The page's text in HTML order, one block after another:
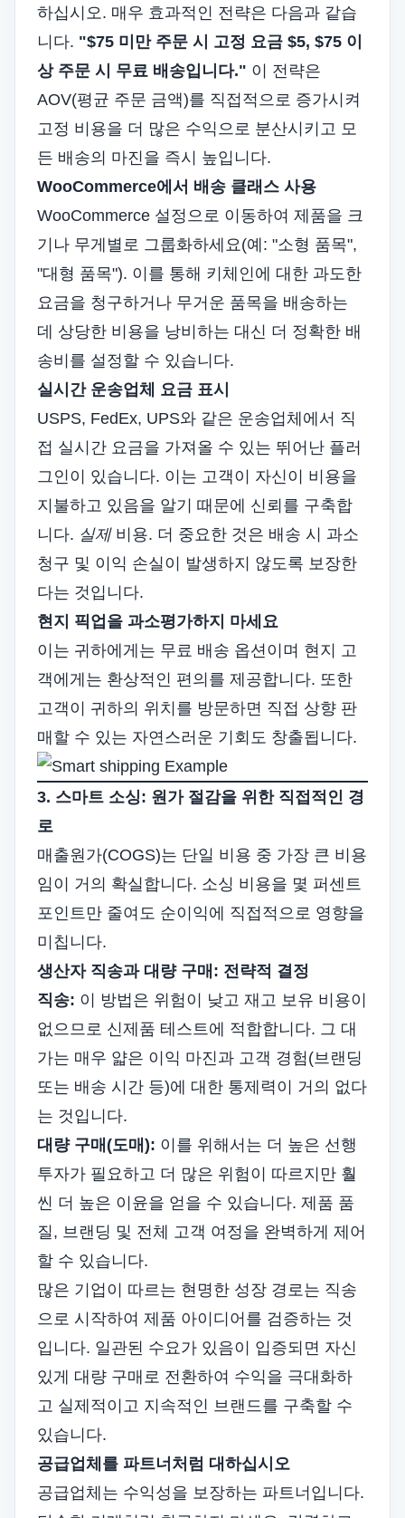
하십시오. 매우 효과적인 전략은 다음과 같습
니다. "$75 미만 주문 시 고정 요금 $5, $75 이
상 주문 시 무료 배송입니다." 이 전략은
AOV(평균 주문 금액)를 직접적으로 증가시켜
고정 비용을 더 많은 수익으로 분산시키고 모
든 배송의 마진을 즉시 높입니다.
WooCommerce에서 배송 클래스 사용
WooCommerce 설정으로 이동하여 제품을 크
기나 무게별로 그룹화하세요(예: "소형 품목",
"대형 품목"). 이를 통해 키체인에 대한 과도한
요금을 청구하거나 무거운 품목을 배송하는
데 상당한 비용을 낭비하는 대신 더 정확한 배
송비를 설정할 수 있습니다.
실시간 운송업체 요금 표시
USPS, FedEx, UPS와 같은 운송업체에서 직
접 실시간 요금을 가져올 수 있는 뛰어난 플러
그인이 있습니다. 이는 고객이 자신이 비용을
지불하고 있음을 알기 때문에 신뢰를 구축합
니다. 실제비용. 더 중요한 것은 배송 시 과소
청구 및 이익 손실이 발생하지 않도록 보장한
다는 것입니다.
현지 픽업을 과소평가하지 마세요
이는 귀하에게는 무료 배송 옵션이며 현지 고
객에게는 환상적인 편의를 제공합니다. 또한
고객이 귀하의 위치를 ​​방문하면 직접 상향 판
매할 수 있는 자연스러운 기회도 창출됩니다.
3. 스마트 소싱: 원가 절감을 위한 직접적인 경
로
매출원가(COGS)는 단일 비용 중 가장 큰 비용
임이 거의 확실합니다. 소싱 비용을 몇 퍼센트
포인트만 줄여도 순이익에 직접적으로 영향을
미칩니다.
생산자 직송과 대량 구매: 전략적 결정
직송: 이 방법은 위험이 낮고 재고 보유 비용이
없으므로 신제품 테스트에 적합합니다. 그 대
가는 매우 얇은 이익 마진과 고객 경험(브랜딩
또는 배송 시간 등)에 대한 통제력이 거의 없다
는 것입니다.
대량 구매(도매): 이를 위해서는 더 높은 선행
투자가 필요하고 더 많은 위험이 따르지만 훨
씬 더 높은 이윤을 얻을 수 있습니다. 제품 품
질, 브랜딩 및 전체 고객 여정을 완벽하게 제어
할 수 있습니다.
많은 기업이 따르는 현명한 성장 경로는 직송
으로 시작하여 제품 아이디어를 검증하는 것
입니다. 일관된 수요가 있음이 입증되면 자신
있게 대량 구매로 전환하여 수익을 극대화하
고 실제적이고 지속적인 브랜드를 구축할 수
있습니다.
공급업체를 파트너처럼 대하십시오
공급업체는 수익성을 보장하는 파트너입니다.